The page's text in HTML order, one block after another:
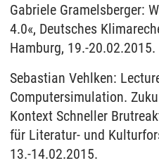
Gabriele Gramelsberger:
4.0«, Deutsches
Hamburg, 19.-20.02.2015.
Sebastian Vehlken:
Computersimulation.
Kontext Schneller
für Literatur- und
13.-14.02.2015.